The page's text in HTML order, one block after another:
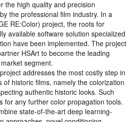
the high quality and precision
the professional film industry. In a
RE:Color) project, the roots for
available software solution specialized
have been implemented. The project
HSArt to become the leading
segment.
addresses the most costly step in
of historic films, namely the colorization
authentic historic looks. Such
for any further color propagation tools.
state-of-the-art deep learning-